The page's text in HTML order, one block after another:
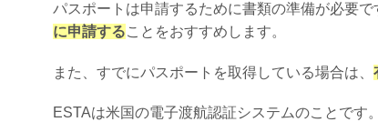
パスポートは申請するために書類の準備が必要
に申請することをおすすめします。
また、すでにパスポートを取得している場合は、
ESTAは米国の電子渡航認証システムのことです